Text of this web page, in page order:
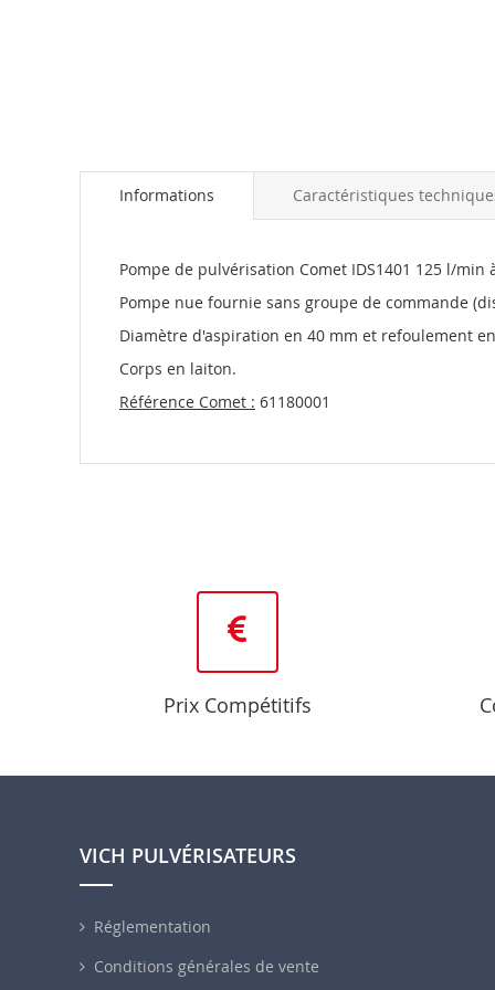
Informations
Pompe de pulvérisation Comet IDS1401 125 l/
Pompe nue fournie sans groupe de commande
Diamètre d'aspiration en 40 mm et refoulement
Corps en laiton.
Référence Comet : 61180001
Caractéristiques
Prix Compétitifs
VICH PULVÉRISATEURS
Réglementation
Conditions générales de vente